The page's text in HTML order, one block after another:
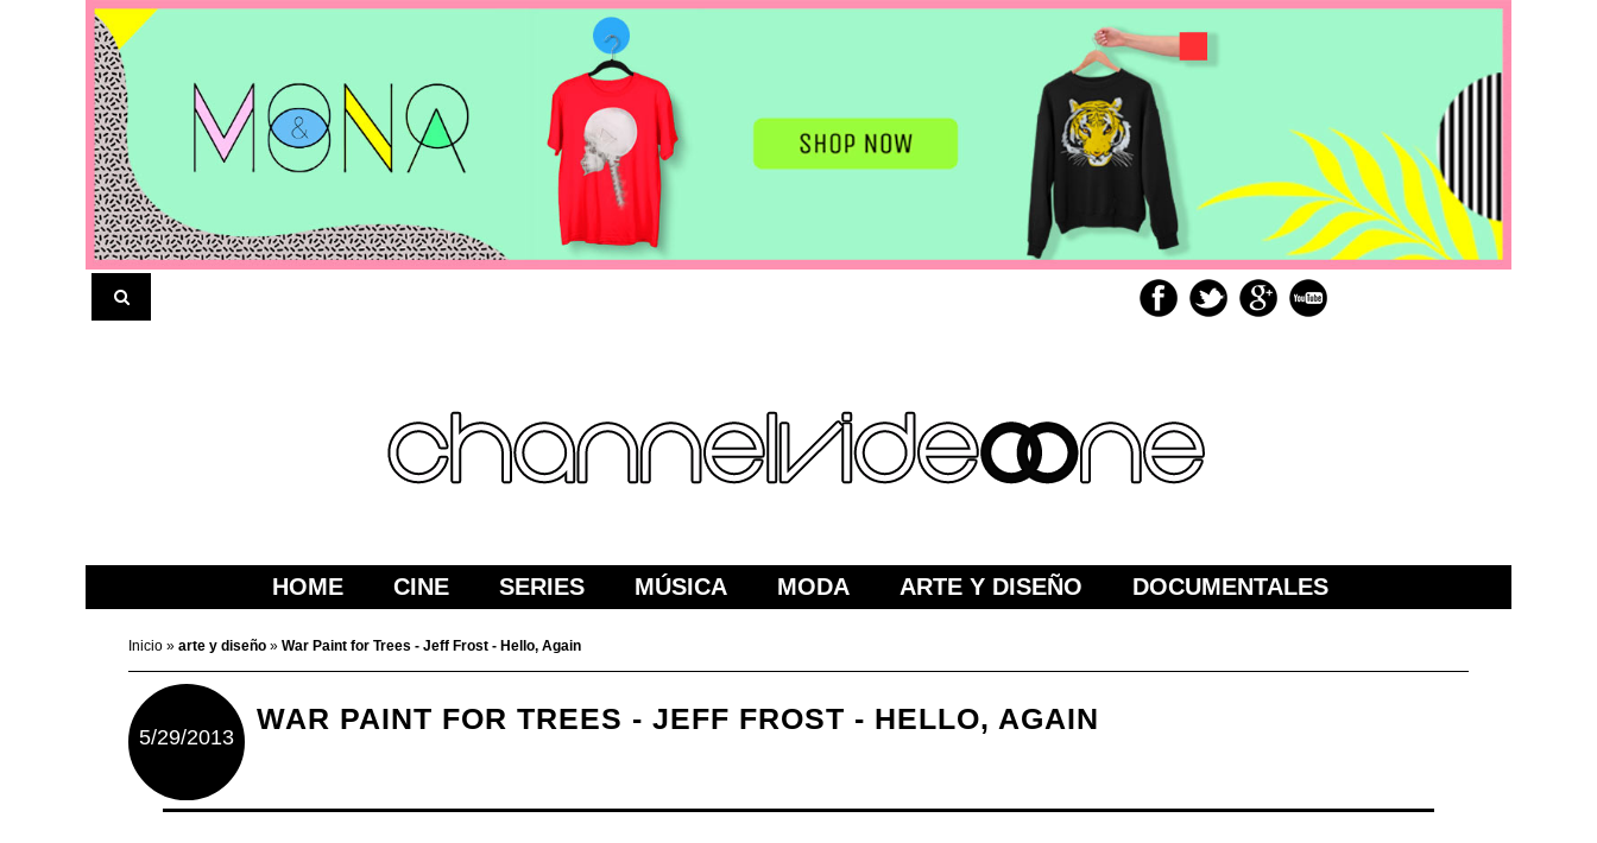
HOME CINE SERIES MÚSICA MODA ARTE Y DISEÑO DOCUMENTALES
Inicio » arte y diseño » War Paint for Trees - Jeff Frost - Hello, Again
5/29/2013
WAR PAINT FOR TREES - JEFF FROST - HELLO, AGAIN